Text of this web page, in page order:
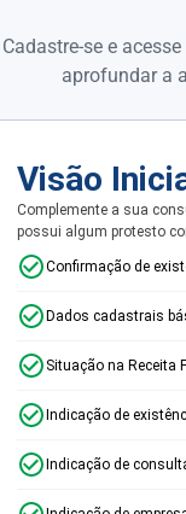
Cadastre-se e
aprofundar a
Visão
Complemente a sua
possui algum protesto
Confirmação de
Dados cadastrais
Situação na Receita
Indicação de
Indicação de